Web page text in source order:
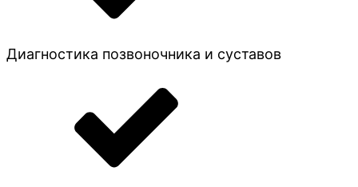
Диагностика позвоночника и суставов